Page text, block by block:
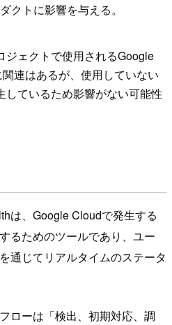
クトに影響を与える。
ジェクトで使用されるGoogle
連はあるが、使用していない
しているため影響がない可能性
は、Google Cloudで発生する
るためのツールであり、ユー
通じてリアルタイムのステータ
ローは「検出、初期対応、調